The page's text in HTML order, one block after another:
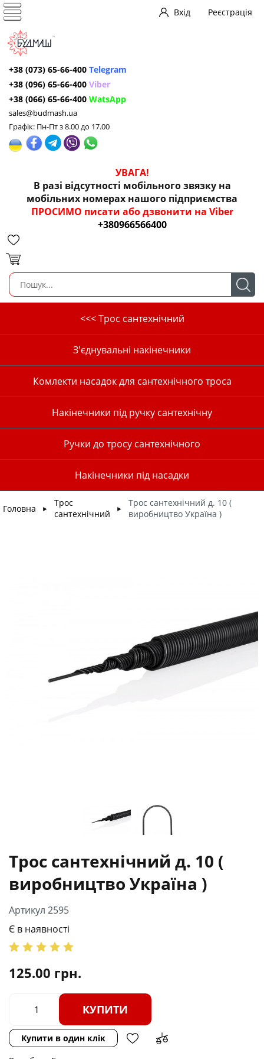
Вхід Реєстрація
+38 (073) 65-66-400 Telegram
+38 (096) 65-66-400 Viber
+38 (066) 65-66-400 WatsApp
sales@budmash.ua
Графік: Пн-Пт з 8.00 до 17.00
УВАГА!
В разі відсутності мобільного звязку на
мобільних номерах нашого підприємства
ПРОСИМО писати або дзвонити на Viber
+380966566400
<<< Трос сантехнічний
З'єднувальні накінечники
Комлекти насадок для сантехнічного троса
Накінечники під ручку сантехнічну
Ручки до тросу сантехнічного
Накінечники під насадки
Головна ►
Трос
сантехнічний
►
Трос сантехнічний д. 10 (
виробництво Україна )
Трос сантехнічний д. 10 (
виробництво Україна )
Артикул 2595
Є в наявності
125.00 грн.
КУПИТИ
Купити в один клік